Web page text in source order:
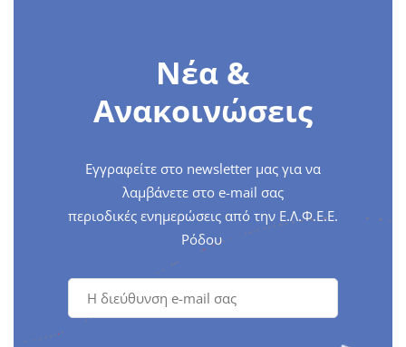
Νέα &
Ανακοινώσεις
Εγγραφείτε στο newsletter μας για να
λαμβάνετε στο e-mail σας
περιοδικές ενημερώσεις από την Ε.Λ.Φ.Ε.Ε.
Ρόδου